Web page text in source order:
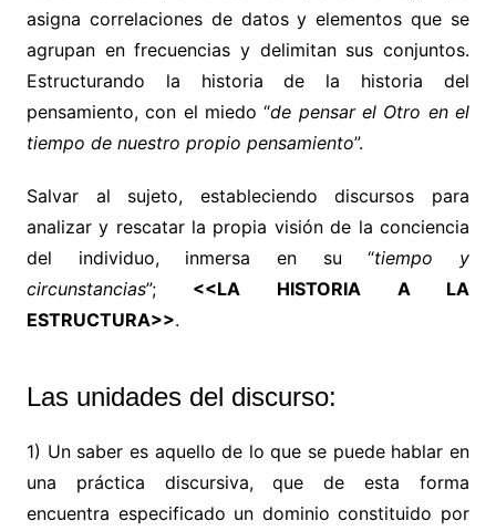
asigna correlaciones de datos y elementos que se
agrupan en frecuencias y delimitan sus conjuntos.
Estructurando la historia de la historia del
pensamiento, con el miedo “de pensar el Otro en el
tiempo de nuestro propio pensamiento”.
Salvar al sujeto, estableciendo discursos para
analizar y rescatar la propia visión de la conciencia
del individuo, inmersa en su “tiempo y
circunstancias”; <<LA HISTORIA A LA
ESTRUCTURA>>.
Las unidades del discurso:
1) Un saber es aquello de lo que se puede hablar en
una práctica discursiva, que de esta forma
encuentra especificado un dominio constituido por